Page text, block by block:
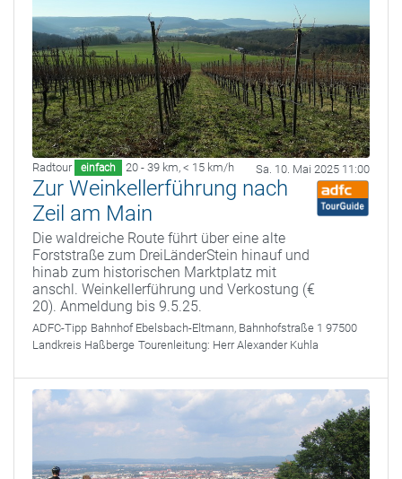
Radtour einfach 20 - 39 km, < 15 km/h Sa. 10. Mai 2025 11:00
Zur Weinkellerführung nach
Zeil am Main
Die waldreiche Route führt über eine alte
Forststraße zum DreiLänderStein hinauf und
hinab zum historischen Marktplatz mit
anschl. Weinkellerführung und Verkostung (€
20). Anmeldung bis 9.5.25.
ADFC-Tipp Bahnhof Ebelsbach-Eltmann, Bahnhofstraße 1 97500
Landkreis Haßberge Tourenleitung: Herr Alexander Kuhla